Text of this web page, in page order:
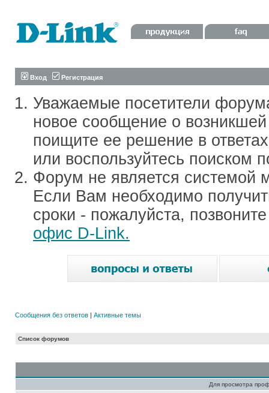
Вход Регистрация
Уважаемые посетители
новое сообщение о
поищите ее решение в
или воспользуйтесь поиском
Форум не является системой
Если Вам необходимо
сроки - пожалуйста,
офис D-Link.
Сообщения без ответов | Активные темы
Список форумов
Для просмотра